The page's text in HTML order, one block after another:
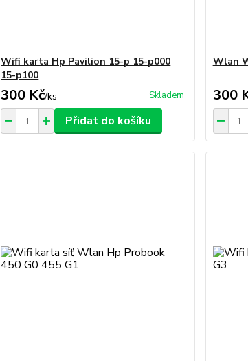
Wifi karta Hp Pavilion 15-p 15-p000
15-p100
300 Kč/ks Skladem
Přidat do košíku
Wlan
300